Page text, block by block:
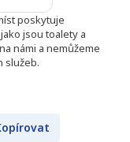
poskytuje
jsou toalety a
námi a nemůžeme
služeb.